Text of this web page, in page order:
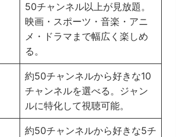
50チャンネル以上が見放題。
映画・スポーツ・音楽・アニ
メ・ドラマまで幅広く楽しめ
る。
約50チャンネルから好きな10
チャンネルを選べる。ジャン
ルに特化して視聴可能。
約50チャンネルから好きな5チ